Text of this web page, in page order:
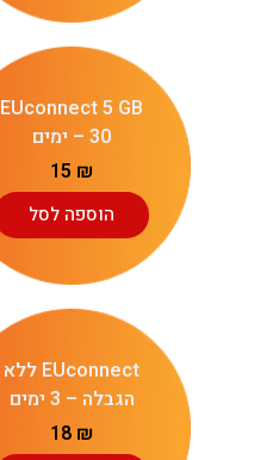
EUconnect 5 GB
– 30 ימים
15 ₪
הוספה לסל
EUconnect ללא
הגבלה – 3 ימים
18 ₪